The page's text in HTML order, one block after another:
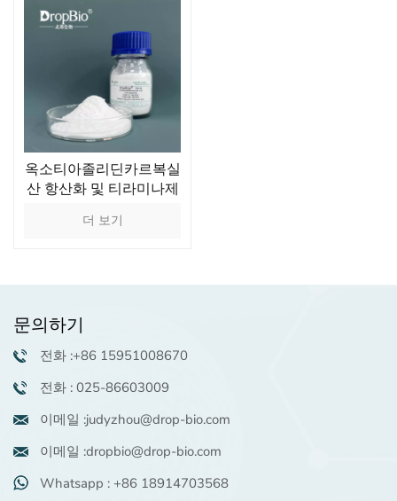
옥소티아졸리딘카르복실
산 항산화 및 티라미나제
전구체
더 보기
문의하기
전화 :+86 15951008670
전화 : 025-86603009
이메일 :judyzhou@drop-bio.com
이메일 :dropbio@drop-bio.com
Whatsapp : +86 18914703568